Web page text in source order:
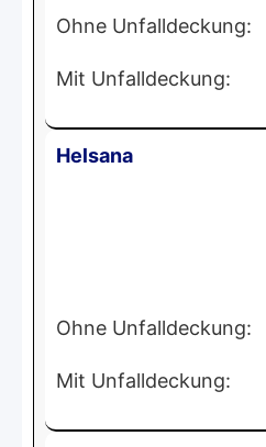
Ohne Unfalldeckung:
Mit Unfalldeckung:
Helsana
Ohne Unfalldeckung:
Mit Unfalldeckung: